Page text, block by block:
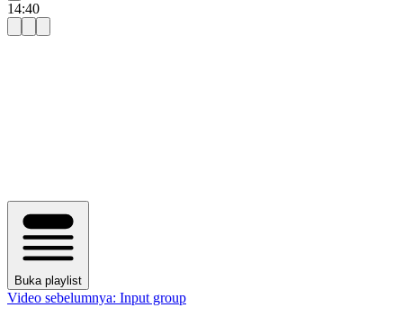
14:40
Buka playlist
Video sebelumnya: Input group